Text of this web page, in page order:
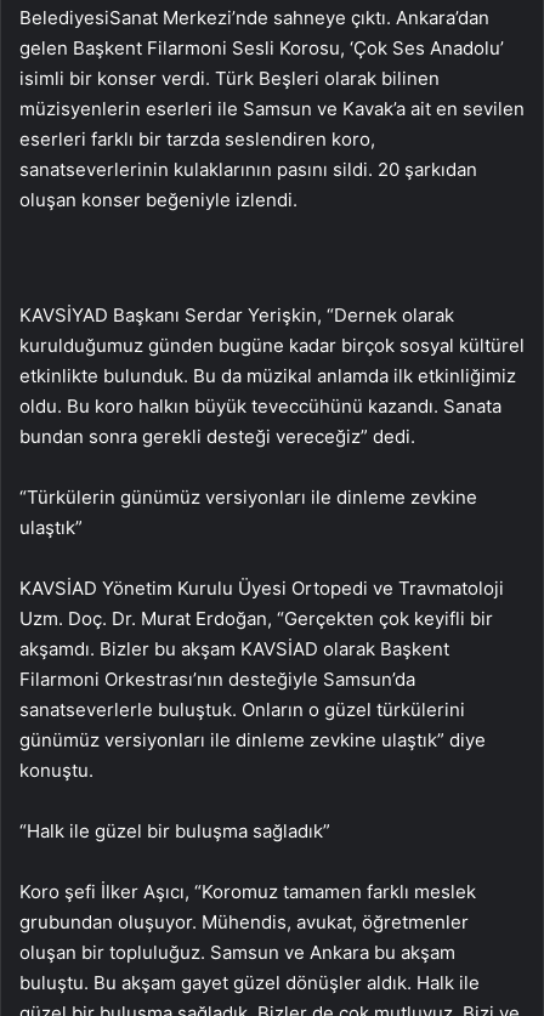
BelediyesiSanat Merkezi’nde sahneye çıktı. Ankara’dan
gelen Başkent Filarmoni Sesli Korosu, ‘Çok Ses Anadolu’
isimli bir konser verdi. Türk Beşleri olarak bilinen
müzisyenlerin eserleri ile Samsun ve Kavak’a ait en sevilen
eserleri farklı bir tarzda seslendiren koro,
sanatseverlerinin kulaklarının pasını sildi. 20 şarkıdan
oluşan konser beğeniyle izlendi.
KAVSİYAD Başkanı Serdar Yerişkin, “Dernek olarak
kurulduğumuz günden bugüne kadar birçok sosyal kültürel
etkinlikte bulunduk. Bu da müzikal anlamda ilk etkinliğimiz
oldu. Bu koro halkın büyük teveccühünü kazandı. Sanata
bundan sonra gerekli desteği vereceğiz” dedi.
“Türkülerin günümüz versiyonları ile dinleme zevkine
ulaştık”
KAVSİAD Yönetim Kurulu Üyesi Ortopedi ve Travmatoloji
Uzm. Doç. Dr. Murat Erdoğan, “Gerçekten çok keyifli bir
akşamdı. Bizler bu akşam KAVSİAD olarak Başkent
Filarmoni Orkestrası’nın desteğiyle Samsun’da
sanatseverlerle buluştuk. Onların o güzel türkülerini
günümüz versiyonları ile dinleme zevkine ulaştık” diye
konuştu.
“Halk ile güzel bir buluşma sağladık”
Koro şefi İlker Aşıcı, “Koromuz tamamen farklı meslek
grubundan oluşuyor. Mühendis, avukat, öğretmenler
oluşan bir topluluğuz. Samsun ve Ankara bu akşam
buluştu. Bu akşam gayet güzel dönüşler aldık. Halk ile